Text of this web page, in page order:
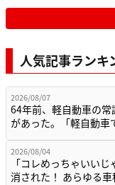
人気記事ランキ
2026/08/07
64年前、軽自動車の
があった。「軽自動
2026/08/04
「コレめっちゃいい
消された！ あらゆる